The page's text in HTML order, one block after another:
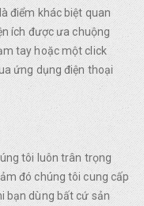
điểm khác biệt quan
ích được ưa chuộng
tay hoặc một click
ứng dụng điện thoại
tôi luôn trân trọng
đó chúng tôi cung cấp
bạn dùng bất cứ sản